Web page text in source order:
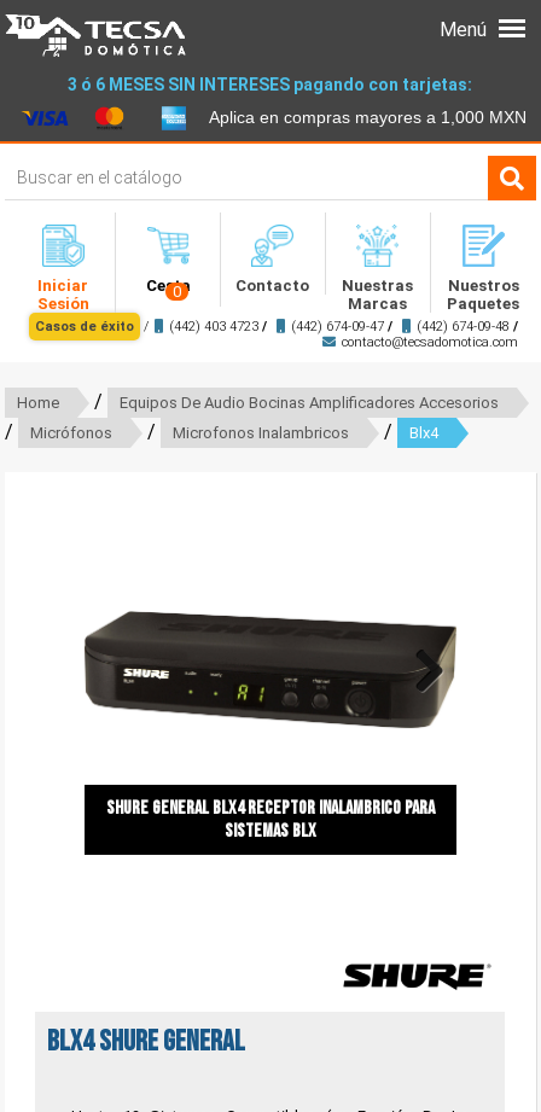
3 ó 6 MESES SIN INTERESES pagando con tarjetas:
Aplica en compras mayores a 1,000 MXN
Iniciar
Sesión
Cesta
0 Contacto
Nuestras
Marcas
Nuestros
Paquetes
Casos de éxito / (442) 403 4723 / (442) 674-09-47 / (442) 674-09-48 /
contacto@tecsadomotica.com
Menú
Home / Equipos De Audio Bocinas Amplificadores Accesorios
/ Micrófonos / Microfonos Inalambricos / Blx4
Shure general BLX4 Receptor inalambrico para
sistemas blx
Next
BLX4 Shure general